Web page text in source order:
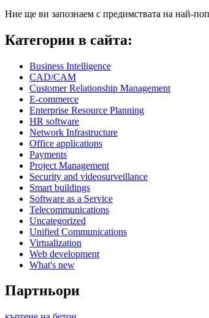
Ние ще ви запознаем с предимствата на най-
Категории в сайта:
Business Intelligence
CAD/CAM
Customer Relationship Management
E-commerce
Enterprise Resource Planning
HR software
Network Infrastructure
Office applications
Payments
Project Management
Security and videosurveillance
Smart buildings
Software as a Service
Telecommunications
Uncategorized
Unified Communications
Virtualization
Web development
What's new
Партньори